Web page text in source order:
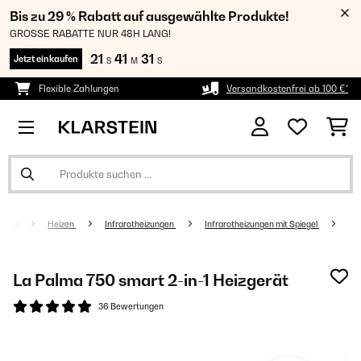
Bis zu 29 % Rabatt auf ausgewählte Produkte!
GROSSE RABATTE NUR 48H LANG!
Jetzt einkaufen 21 S 41 M 30 S
Flexible Zahlungen Versandkostenfrei ab 100 €*
Heizen Infrarotheizungen Infrarotheizungen mit Spiegel
La Palma 750 smart 2-in-1 Heizgerät
36 Bewertungen